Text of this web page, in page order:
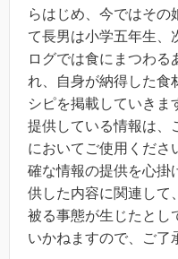
らはじめ、今ではその
て長男は小学五年生、
ログでは食にまつわる
れ、自身が納得した食
シピを掲載していきま
提供している情報は、
においてご使用くださ
確な情報の提供を心掛
供した内容に関連して
被る事態が生じたとし
いかねますので、ご了